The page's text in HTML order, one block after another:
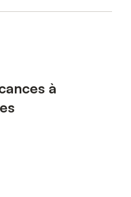
à